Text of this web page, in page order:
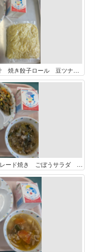
４月18日 中華麺 醤油ラーメンの汁 焼き餃子ロール 豆ツナサラダ
4月22日 ご飯 牛乳 鶏肉のマーマレード焼き ごぼうサラダ 春雨と白菜のスープ